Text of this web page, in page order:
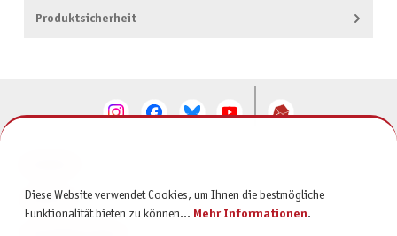
Produktsicherheit
SERVICE
Diese Website verwendet Cookies, um Ihnen die bestmögliche
Funktionalität bieten zu können... Mehr Informationen.